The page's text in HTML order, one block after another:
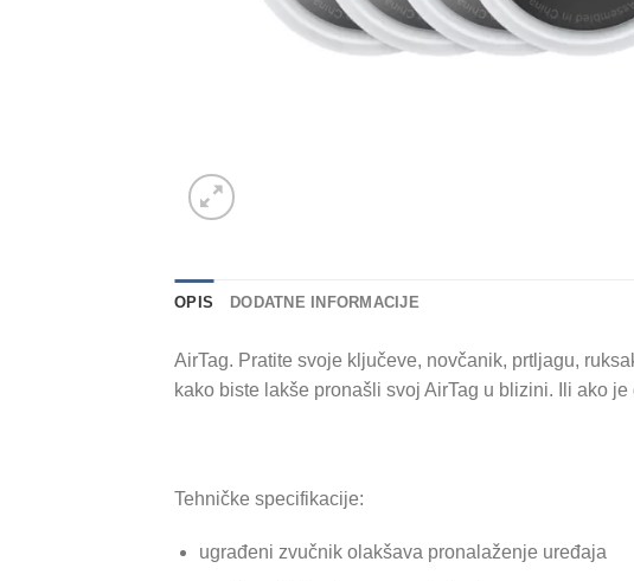
OPIS DODATNE INFORMACIJE
AirTag. Pratite svoje ključeve, novčanik, prtljagu,
kako biste lakše pronašli svoj AirTag u blizini. Ili ako
Tehničke specifikacije:
ugrađeni zvučnik olakšava pronalaženje uređaja